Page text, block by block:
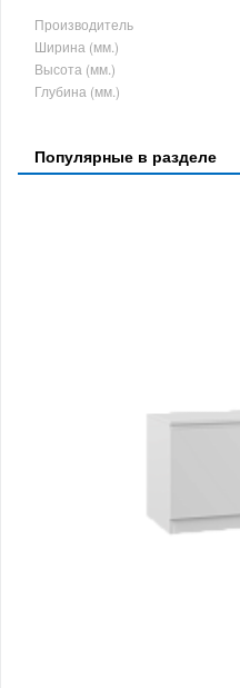
Производитель
Ширина (мм.)
Высота (мм.)
Глубина (мм.)
Популярные в разделе